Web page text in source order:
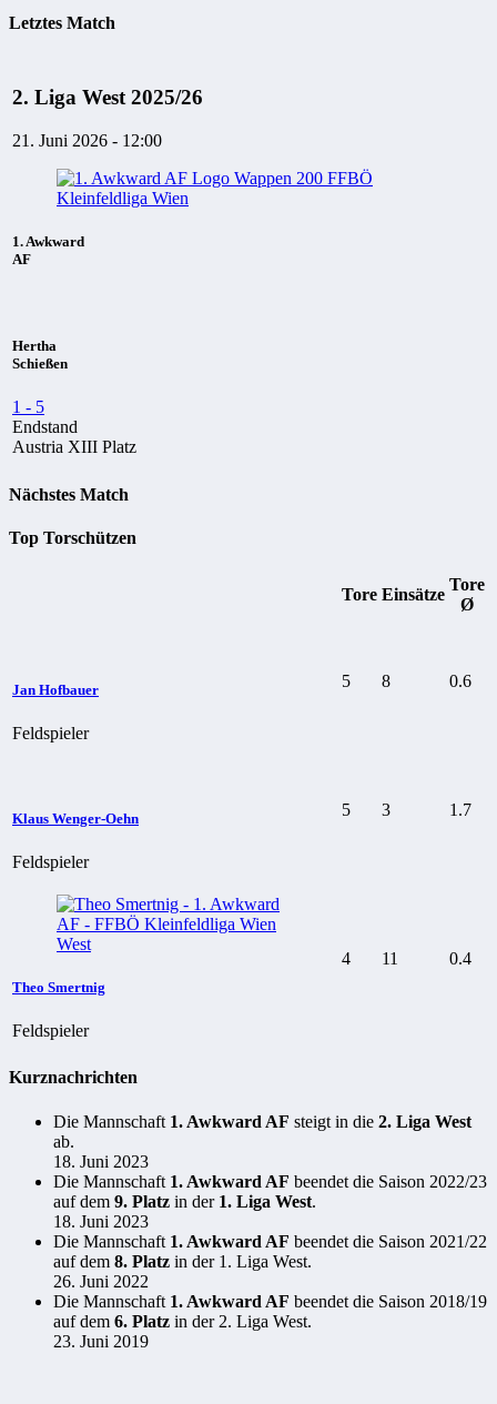
Letztes Match
2. Liga West 2025/26
21. Juni 2026 - 12:00
1. Awkward
AF
Hertha
Schießen
1 - 5
Endstand
Austria XIII Platz
Nächstes Match
Top Torschützen
Tore Einsätze
Tore
Ø
Jan Hofbauer
Feldspieler
5 8 0.6
Klaus Wenger-Oehn
Feldspieler
5 3 1.7
Theo Smertnig
Feldspieler
4 11 0.4
Kurznachrichten
Die Mannschaft 1. Awkward AF steigt in die 2. Liga West
ab.
18. Juni 2023
Die Mannschaft 1. Awkward AF beendet die Saison 2022/23
auf dem 9. Platz in der 1. Liga West.
18. Juni 2023
Die Mannschaft 1. Awkward AF beendet die Saison 2021/22
auf dem 8. Platz in der 1. Liga West.
26. Juni 2022
Die Mannschaft 1. Awkward AF beendet die Saison 2018/19
auf dem 6. Platz in der 2. Liga West.
23. Juni 2019